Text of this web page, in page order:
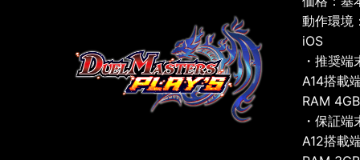
動作環境
iOS
・推奨端
A14搭載
RAM
・保証端
A12搭載